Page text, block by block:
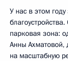
У нас в этом
парковая зона:
Анны Ахматовой,
на масштабную